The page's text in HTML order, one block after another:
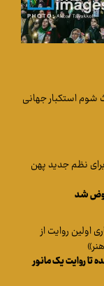
شوم استکبار جهانی
نظم جدید پهن
شد
اولین روایت از
تا روایت یک مانور